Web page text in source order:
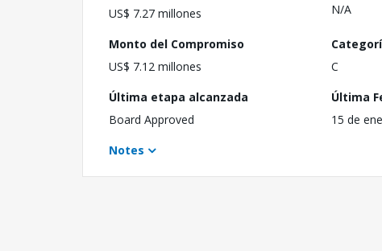
US$ 7.27 millones
N/A
Monto del Compromiso
US$ 7.12 millones
C
Última etapa alcanzada
Board Approved
Última
15 de
Notes